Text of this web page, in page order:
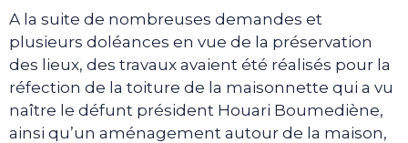
A la suite de nombreuses demandes et
plusieurs doléances en vue de la préservation
des lieux, des travaux avaient été réalisés pour la
réfection de la toiture de la maisonnette qui a vu
naître le défunt président Houari Boumediène,
ainsi qu’un aménagement autour de la maison,